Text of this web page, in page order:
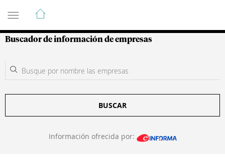
Guía de Empresas Colombianas
Buscador de información de empresas
BUSCAR
Información ofrecida por: